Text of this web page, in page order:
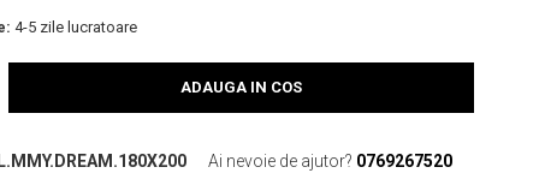
4-5 zile lucratoare
ADAUGA IN COS
Ai nevoie de ajutor? 0769267520